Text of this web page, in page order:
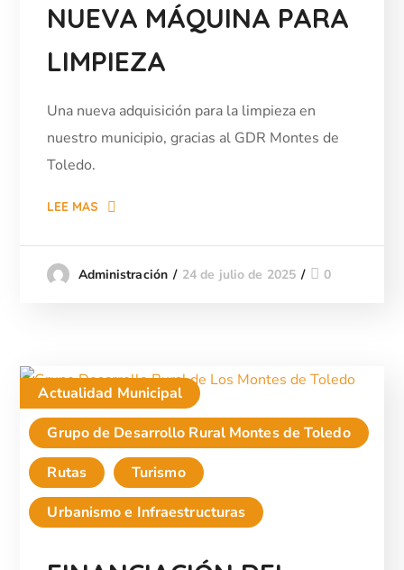
NUEVA MÁQUINA PARA
LIMPIEZA
Una nueva adquisición para la limpieza en
nuestro municipio, gracias al GDR Montes de
Toledo.
LEE MAS
Administración 24 de julio de 2025 0
Actualidad Municipal
Grupo de Desarrollo Rural Montes de Toledo
Rutas
Turismo
Urbanismo e Infraestructuras